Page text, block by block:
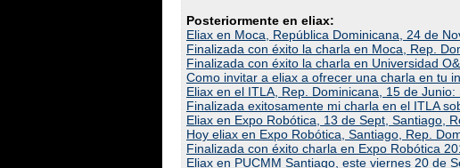
Posteriormente en eliax:
Eliax en Moca, República Dominicana, 24 de
Finalizada con éxito la charla en Moca, Rep.
Finalizada con éxito la charla en Universidad
Como invitar a eliax a ofrecer una charla en tu
Eliax en el ITLA, Rep. Dominicana, 15 de
Finalizada exitosamente mi charla en el ITLA
Eliax en Expo Robótica, 13 de Sept, Santiago,
Hoy eliax en Expo Robótica, Santiago, Rep.
Finalizada con éxito charla en Expo Robótica
Eliax en PUCMM Santiago, este viernes 20 de